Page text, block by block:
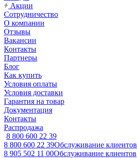
Акции
Сотрудничество
О компании
Отзывы
Вакансии
Контакты
Партнеры
Блог
Как купить
Условия оплаты
Условия доставки
Гарантия на товар
Документация
Контакты
Распродажа
8 800 600 22 39
8 800 600 22 39Обслуживание клиентов
8 905 502 11 00Обслуживание клиентов